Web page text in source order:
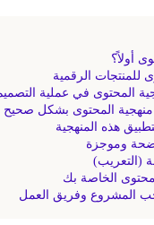
أولاً؟
للمنتجات الرقمية
المحتوى في عملية
المحتوى بشكل صحيح
هذه المنهجية
وموجزة
(التعريب)
الخاصة بك
المشروع وفريق العمل